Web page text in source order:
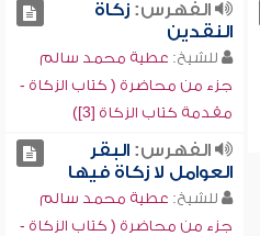
الفهرس:زكاة
النقدين
للشيخ: عطية محمد سالم
جزء من محاضرة ( كتاب الزكاة -
مقدمة كتاب الزكاة [3])
الفهرس:البقر
العوامل لا زكاة فيها
للشيخ: عطية محمد سالم
جزء من محاضرة ( كتاب الزكاة -